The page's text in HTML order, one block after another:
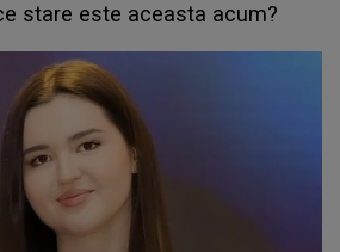
stare este aceasta acum?